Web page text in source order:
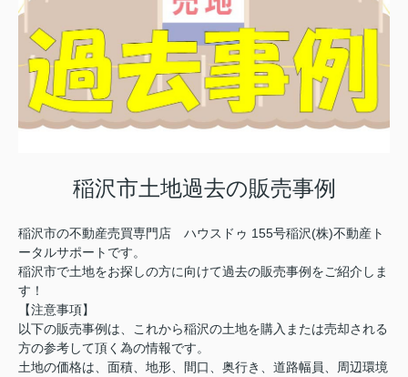
稲沢市土地過去の販売事例
稲沢市の不動産売買専門店 ハウスドゥ 155号稲沢(株)不動産ト
ータルサポートです。
稲沢市で土地をお探しの方に向けて過去の販売事例をご紹介しま
す！
【注意事項】
以下の販売事例は、これから稲沢の土地を購入または売却される
方の参考して頂く為の情報です。
土地の価格は、面積、地形、間口、奥行き、道路幅員、周辺環境